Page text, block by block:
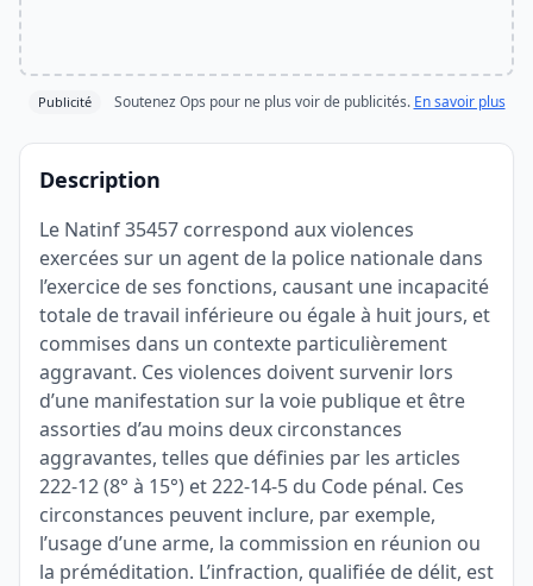
Publicité Soutenez Ops pour ne plus voir de publicités. En savoir plus
Description
Le Natinf 35457 correspond aux violences
exercées sur un agent de la police nationale dans
l’exercice de ses fonctions, causant une incapacité
totale de travail inférieure ou égale à huit jours, et
commises dans un contexte particulièrement
aggravant. Ces violences doivent survenir lors
d’une manifestation sur la voie publique et être
assorties d’au moins deux circonstances
aggravantes, telles que définies par les articles
222-12 (8° à 15°) et 222-14-5 du Code pénal. Ces
circonstances peuvent inclure, par exemple,
l’usage d’une arme, la commission en réunion ou
la préméditation. L’infraction, qualifiée de délit, est